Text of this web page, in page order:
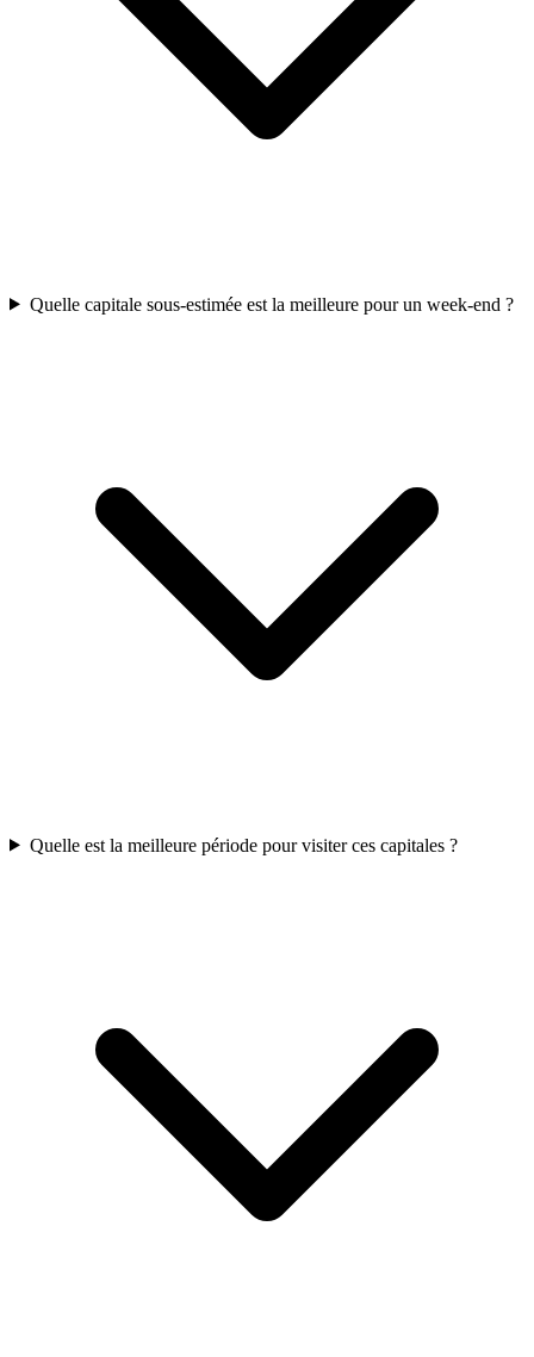
Quelle capitale sous-estimée est la meilleure pour un week-end ?
Quelle est la meilleure période pour visiter ces capitales ?